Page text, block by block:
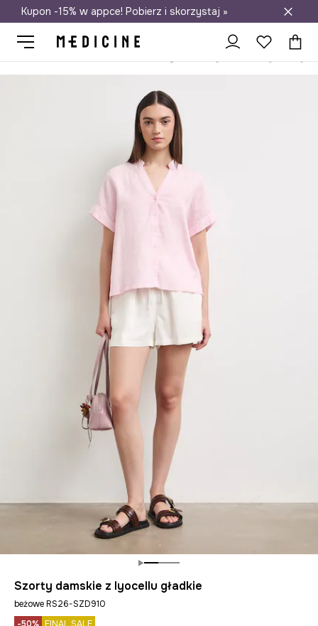
Darmowa dostawa do salonów
Kupon -15% w appce! Pobierz i skorzystaj »
Szorty damskie z lyocellu gładkie
beżowe RS26-SZD910